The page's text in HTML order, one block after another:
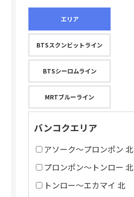
エリア
BTSスクンビットライン
BTSシーロムライン
MRTブルーライン
バンコクエリア
アソーク～プロンポン 北
プロンポン～トンロー 北
トンロー～エカマイ 北